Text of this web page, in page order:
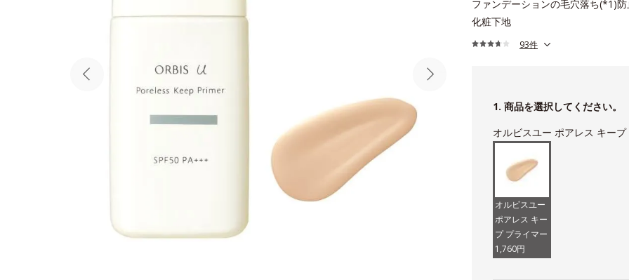
ファンデーションの毛穴落ち(*1)防
化粧下地
93件
1. 商品を選択してください。
オルビスユー ポアレス キー
オルビスユー
ポアレス キー
プ プライマー
1,760円